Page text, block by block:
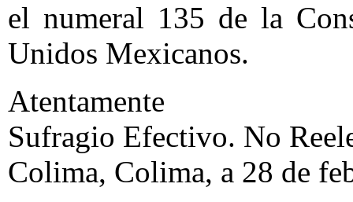
el numeral 135 de la
Unidos Mexicanos.
Atentamente
Sufragio Efectivo. No
Colima, Colima, a 28 de